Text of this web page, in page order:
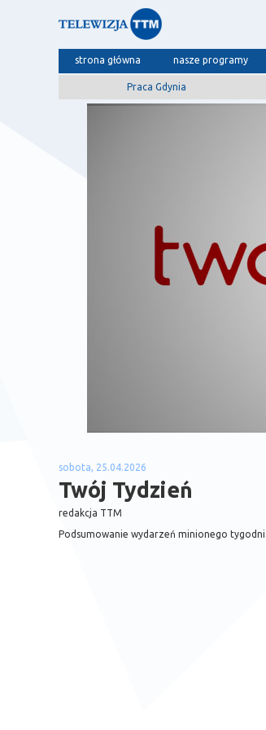
strona główna nasze programy
Praca Gdynia
sobota, 25.04.2026
Twój Tydzień
redakcja TTM
Podsumowanie wydarzeń minionego